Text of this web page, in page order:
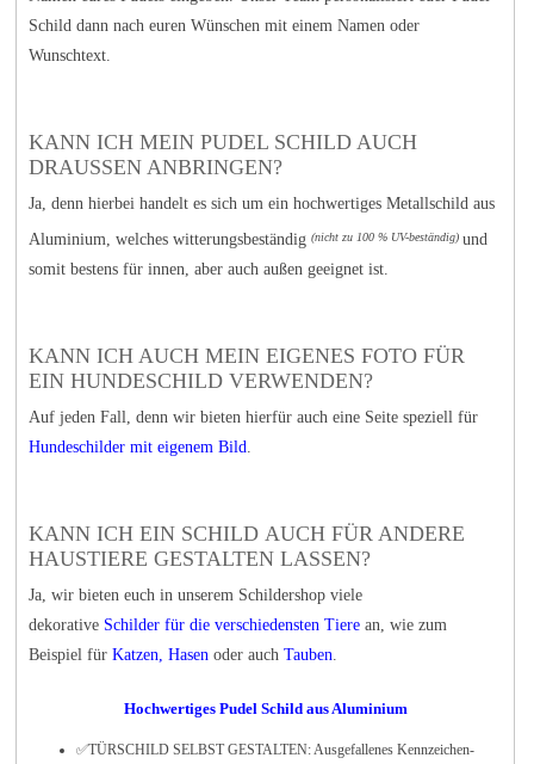
Schild dann nach euren Wünschen mit einem Namen oder
Wunschtext.
KANN ICH MEIN PUDEL SCHILD AUCH
DRAUSSEN ANBRINGEN?
Ja, denn hierbei handelt es sich um ein hochwertiges Metallschild aus
Aluminium, welches witterungsbeständig (nicht zu 100 % UV-beständig) und
somit bestens für innen, aber auch außen geeignet ist.
KANN ICH AUCH MEIN EIGENES FOTO FÜR
EIN HUNDESCHILD VERWENDEN?
Auf jeden Fall, denn wir bieten hierfür auch eine Seite speziell für
Hundeschilder mit eigenem Bild
KANN ICH EIN SCHILD AUCH FÜR ANDERE
HAUSTIERE GESTALTEN LASSEN?
Ja, wir bieten euch in unserem Schildershop viele
dekorative Schilder für die verschiedensten Tiere an, wie zum
Beispiel für Katzen Hasen oder auch Tauben
Hochwertiges Pudel Schild aus Aluminium
✅TÜRSCHILD SELBST GESTALTEN: Ausgefallenes Kennzeichen-